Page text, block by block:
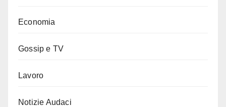
Economia
Gossip e TV
Lavoro
Notizie Audaci